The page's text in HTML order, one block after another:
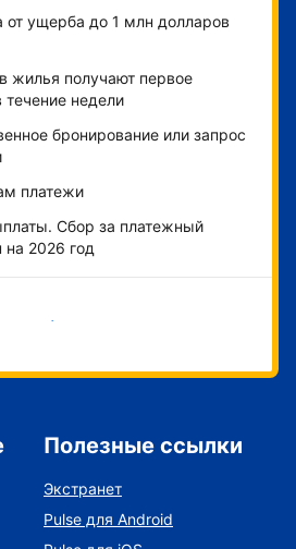
от ущерба до 1 млн долларов
жилья получают первое
недели
бронирование или запрос
платежи
Сбор за платежный
на 2026 год
Начать
Полезные ссылки
Экстранет
Pulse для Android